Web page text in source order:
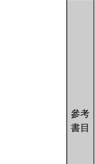
參考
書目